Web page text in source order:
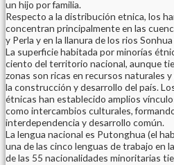
un hijo por familia.
Respecto a la distribución etnica, los
concentran principalmente en las
y Perla y en la llanura de los rios Sonhua
La superficie habitada por minorías
ciento del territorio nacional, aunque
zonas son ricas en recursos naturales
la construcción y desarrollo del país.
étnicas han establecido amplios
como intercambios culturales,
interdependencia y desarrollo común.
La lengua nacional es Putonghua (el
una de las cinco lenguas de trabajo en
de las 55 nacionalidades minoritarias